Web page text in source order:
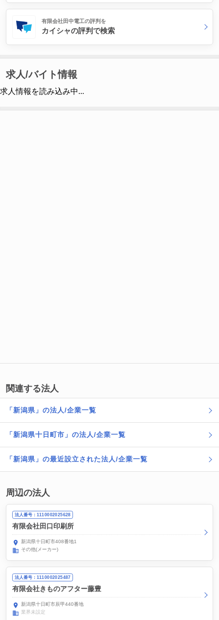
有限会社田中電工の評判を
カイシャの評判で検索
求人/バイト情報
求人情報を読み込み中...
関連する法人
「新潟県」の法人/企業一覧
「新潟県十日町市」の法人/企業一覧
「新潟県」の最近設立された法人/企業一覧
周辺の法人
法人番号：1110002025628
有限会社田口印刷所
新潟県十日町市408番地1
その他(メーカー)
法人番号：1110002025487
有限会社きものアフター藤豊
新潟県十日町市辰甲440番地
業界未設定